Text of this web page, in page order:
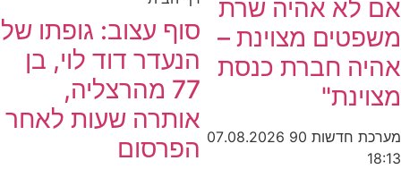
אם לא אהיה שרת
משפטים מצוינת –
אהיה חברת כנסת
מצוינת"
מערכת חדשות 90
07.08.2026
18:13
סוף עצוב: גופתו של
הנעדר דוד לוי, בן
77 מהרצליה,
אותרה שעות לאחר
הפרסום